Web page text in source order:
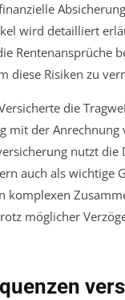
wird detailliert
Rentenansprüche
diese Risiken zu
die
mit der
nutzt
auch als wichtige
komplexen
möglicher